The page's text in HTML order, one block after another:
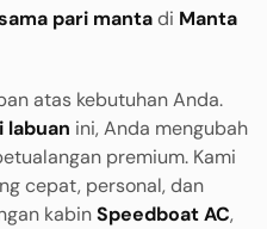
pari mantadi Manta
atas kebutuhan Anda.
labuan ini, Anda mengubah
premium. Kami
cepat, personal, dan
kabinSpeedboat AC,